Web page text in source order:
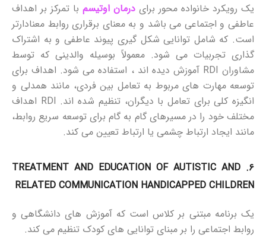
یک رویکرد خانواده محور برای درمان اوتیسم با تمرکز بر اهداف
عاطفی و اجتماعی می باشد و به معنای برقراری روابط معنادارتر
است. که شامل توانایی شکل گیری پیوند عاطفی و به اشتراک
گذاری تجربیات می شود. معمولاً بوسیله والدینی که توسط
مشاوران RDI آموزش دیده اند ، استفاده می شود. اهداف برای
توسعه مهارت های مربوط به تعامل بین فردی، مانند همدلی و
انگیزه کلی برای تعامل با دیگران، تنظیم شده اند. RDI اهداف
مختلف خود را در مسیرهای گام به گام برای توسعه سریع روابط،
مانند ایجاد ارتباط چشمی یا ارتباط تعیین می کند.
۶. TREATMENT AND EDUCATION OF AUTISTIC AND
RELATED COMMUNICATION HANDICAPPED CHILDREN
یک برنامه مبتنی بر کلاس است که آموزش های دانشگاهی و
روابط اجتماعی را بر مبنای توانایی های کودک تنظیم می کند.